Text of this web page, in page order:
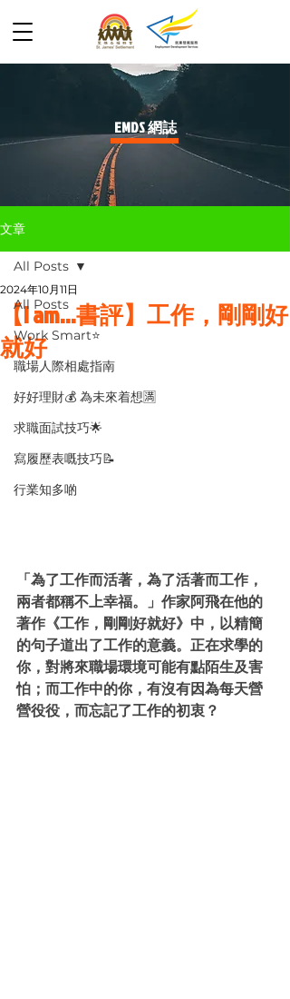
​EMDS 網誌
文章
All Posts
Work Smart⭐️
職場人際相處指南
好好理財💰 為未來着想🈵
求職面試技巧🌟
寫履歷表嘅技巧📝
行業知多啲
All Posts
【I am...書評】工作，剛剛好
就好
2024年10月11日
「為了工作而活著，為了活著而工作，
兩者都稱不上幸福。」作家阿飛在他的
著作《工作，剛剛好就好》中，以精簡
的句子道出了工作的意義。正在求學的
你，對將來職場環境可能有點陌生及害
怕；而工作中的你，有沒有因為每天營
營役役，而忘記了工作的初衷？